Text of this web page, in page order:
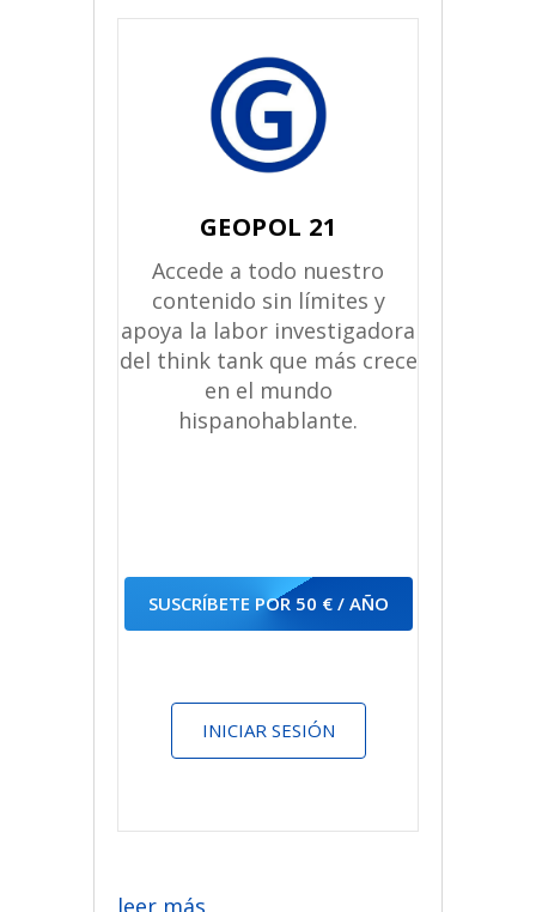
GEOPOL 21
Accede a todo nuestro
contenido sin límites y
apoya la labor investigadora
del think tank que más crece
en el mundo
hispanohablante.
SUSCRÍBETE POR 50 € / AÑO
INICIAR SESIÓN